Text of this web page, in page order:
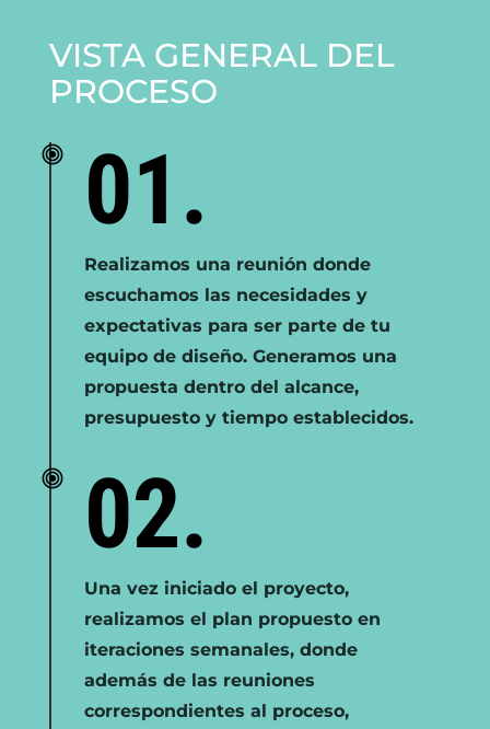
VISTA GENERAL DEL
PROCESO
01.
Realizamos una reunión donde
escuchamos las necesidades y
expectativas para ser parte de tu
equipo de diseño. Generamos una
propuesta dentro del alcance,
presupuesto y tiempo establecidos.
02.
Una vez iniciado el proyecto,
realizamos el plan propuesto en
iteraciones semanales, donde
además de las reuniones
correspondientes al proceso,